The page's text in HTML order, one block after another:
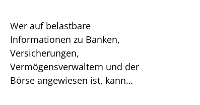
Wer auf belastbare
Informationen zu Banken,
Versicherungen,
Vermögensverwaltern und der
Börse angewiesen ist, kann